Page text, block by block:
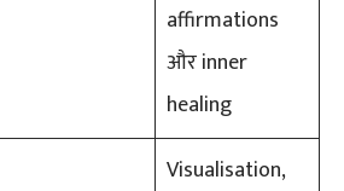
affirmations
और inner
healing
Visualisation,